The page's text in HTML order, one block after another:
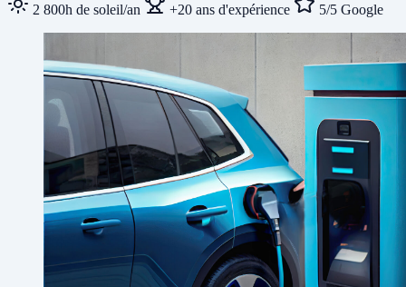
2 800h de soleil/an +20 ans d'expérience 5/5 Google